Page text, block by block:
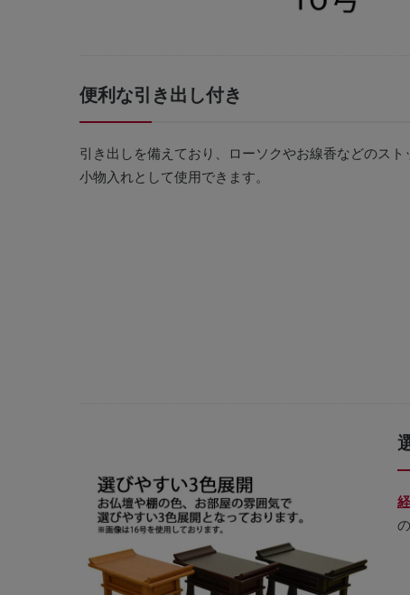
便利な引き出し付き
引き出しを備えており、ローソクやお線香などのス
小物入れとして使用できます。